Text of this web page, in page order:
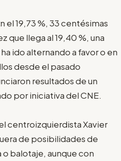
el 19,73 %, 33 centésimas
que llega al 19,40 %, una
ido alternando a favor o en
desde el pasado
resultados de un
por iniciativa del CNE.
centroizquierdista Xavier
de posibilidades de
o balotaje, aunque con